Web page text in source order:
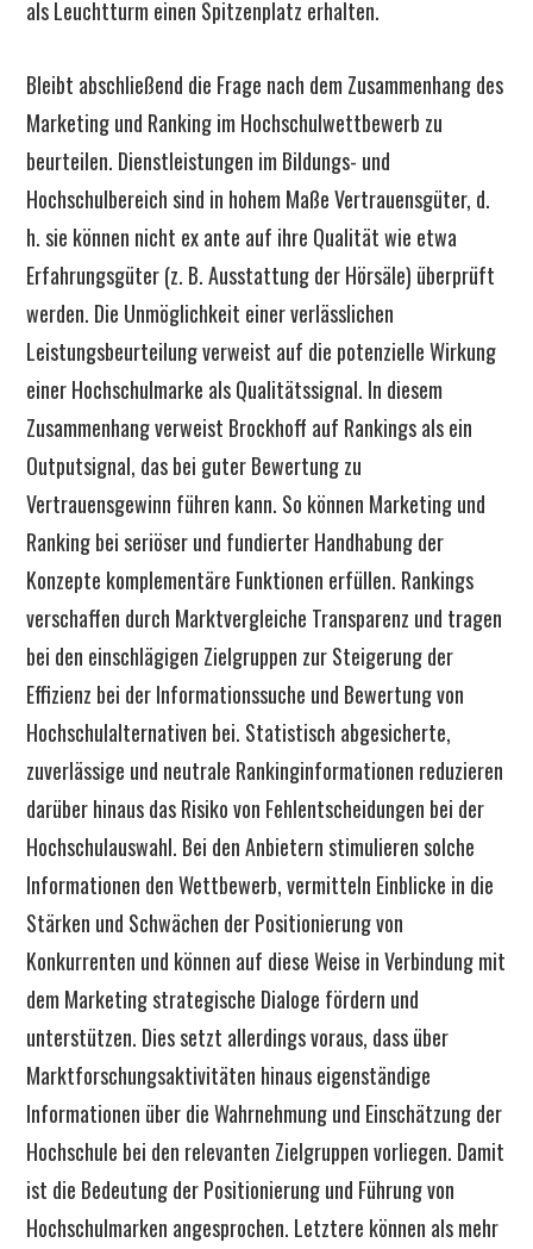
als Leuchtturm einen Spitzenplatz erhalten.
Bleibt abschließend die Frage nach dem Zusammenhang des
Marketing und Ranking im Hochschulwettbewerb zu
beurteilen. Dienstleistungen im Bildungs- und
Hochschulbereich sind in hohem Maße Vertrauensgüter, d.
h. sie können nicht ex ante auf ihre Qualität wie etwa
Erfahrungsgüter (z. B. Ausstattung der Hörsäle) überprüft
werden. Die Unmöglichkeit einer verlässlichen
Leistungsbeurteilung verweist auf die potenzielle Wirkung
einer Hochschulmarke als Qualitätssignal. In diesem
Zusammenhang verweist Brockhoff auf Rankings als ein
Outputsignal, das bei guter Bewertung zu
Vertrauensgewinn führen kann. So können Marketing und
Ranking bei seriöser und fundierter Handhabung der
Konzepte komplementäre Funktionen erfüllen. Rankings
verschaffen durch Marktvergleiche Transparenz und tragen
bei den einschlägigen Zielgruppen zur Steigerung der
Effizienz bei der Informationssuche und Bewertung von
Hochschulalternativen bei. Statistisch abgesicherte,
zuverlässige und neutrale Rankinginformationen reduzieren
darüber hinaus das Risiko von Fehlentscheidungen bei der
Hochschulauswahl. Bei den Anbietern stimulieren solche
Informationen den Wettbewerb, vermitteln Einblicke in die
Stärken und Schwächen der Positionierung von
Konkurrenten und können auf diese Weise in Verbindung mit
dem Marketing strategische Dialoge fördern und
unterstützen. Dies setzt allerdings voraus, dass über
Marktforschungsaktivitäten hinaus eigenständige
Informationen über die Wahrnehmung und Einschätzung der
Hochschule bei den relevanten Zielgruppen vorliegen. Damit
ist die Bedeutung der Positionierung und Führung von
Hochschulmarken angesprochen. Letztere können als mehr